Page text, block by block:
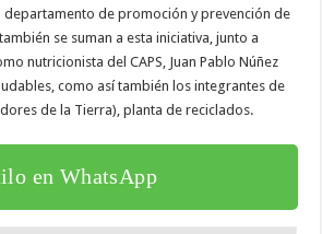
departamento de promoción y prevención de
se suman a esta iniciativa, junto a
nutricionista del CAPS, Juan Pablo Núñez
como así también los integrantes de
de la Tierra), planta de reciclados.
en WhatsApp